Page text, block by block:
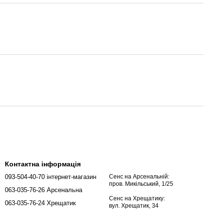
Контактна інформація
093-504-40-70 інтернет-магазин
063-035-76-26 Арсенальна
063-035-76-24 Хрещатик
Сенс на Арсенальній:
пров. Микільський, 1/25
Сенс на Хрещатику:
вул. Хрещатик, 34